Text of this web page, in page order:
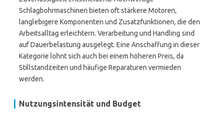
Schlagbohrmaschinen bieten oft stärkere Motoren,
langlebigere Komponenten und Zusatzfunktionen, die den
Arbeitsalltag erleichtern. Verarbeitung und Handling sind
auf Dauerbelastung ausgelegt. Eine Anschaffung in dieser
Kategorie lohnt sich auch bei einem höheren Preis, da
Stillstandzeiten und häufige Reparaturen vermieden
werden.
Nutzungsintensität und Budget